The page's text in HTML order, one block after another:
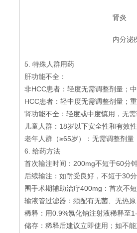
肾炎
内分泌
5. 特殊人群用药
肝功能不全：
非HCC患者：轻度无需调整剂量；
HCC患者：轻中度无需调整剂量；
肾功能不全：轻度或中度慎用，无
儿童人群：18岁以下安全性和有效
老年人群（≥65岁）：无需调整剂量
6. 给药方法
首次输注时间：200mg不短于60分钟
后续输注：如耐受良好，不短于30
围手术期辅助治疗400mg：首次不
输液管过滤器：须配有无菌、无热
稀释：用0.9%氯化钠注射液稀释至
储存：稀释后建议立即使用；如不